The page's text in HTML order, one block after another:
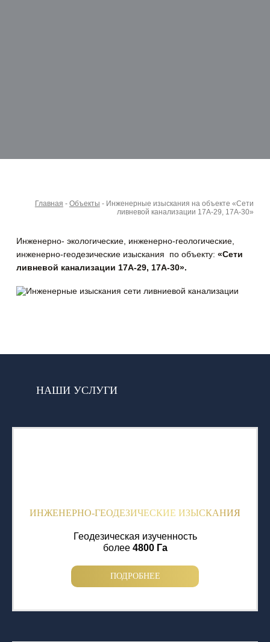
Главная - Объекты - Инженерные изыскания на объекте «Сети
ливневой канализации 17А-29, 17А-30»
Инженерно- экологические, инженерно-геологические,
инженерно-геодезические изыскания по объекту: «Сети
ливневой канализации 17А-29, 17А-30».
НАШИ УСЛУГИ
ИНЖЕНЕРНО-ГЕОДЕЗИЧЕСКИЕ ИЗЫСКАНИЯ
Геодезическая изученность
более 4800 Га
ПОДРОБНЕЕ